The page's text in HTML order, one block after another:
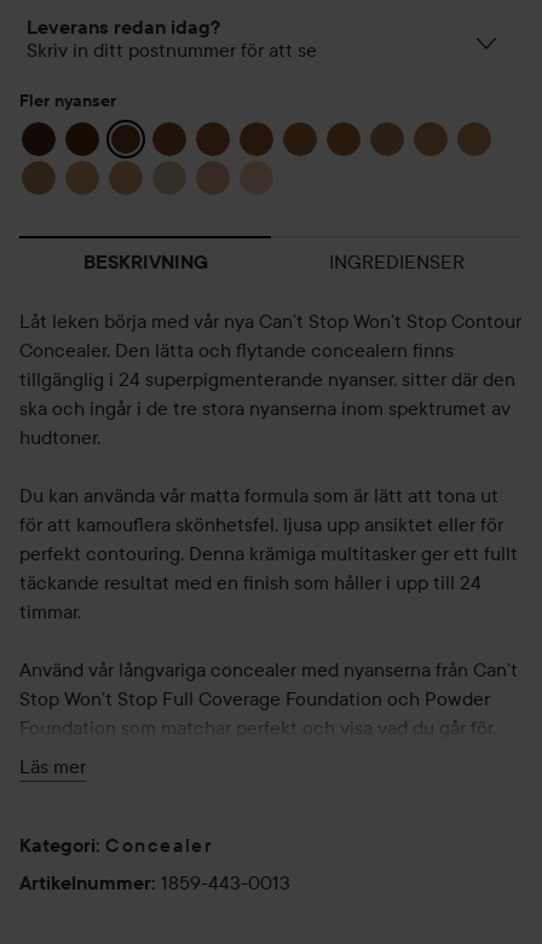
Leverans redan idag?
Skriv in ditt postnummer för att se
Fler nyanser
BESKRIVNING INGREDIENSER
Låt leken börja med vår nya Can’t Stop Won’t Stop Contour
Concealer. Den lätta och flytande concealern finns
tillgänglig i 24 superpigmenterande nyanser, sitter där den
ska och ingår i de tre stora nyanserna inom spektrumet av
hudtoner.
Du kan använda vår matta formula som är lätt att tona ut
för att kamouflera skönhetsfel, ljusa upp ansiktet eller för
perfekt contouring. Denna krämiga multitasker ger ett fullt
täckande resultat med en finish som håller i upp till 24
timmar.
Använd vår långvariga concealer med nyanserna från Can’t
Stop Won’t Stop Full Coverage Foundation och Powder
Foundation som matchar perfekt och visa vad du går för.
VAD DET ÄR:
pryda en skönhet och sätta fokus på, eller framhäva, dina
favoritansiktsdrag.
Läs mer
Kategori: Concealer
Artikelnummer: 1859-443-0013